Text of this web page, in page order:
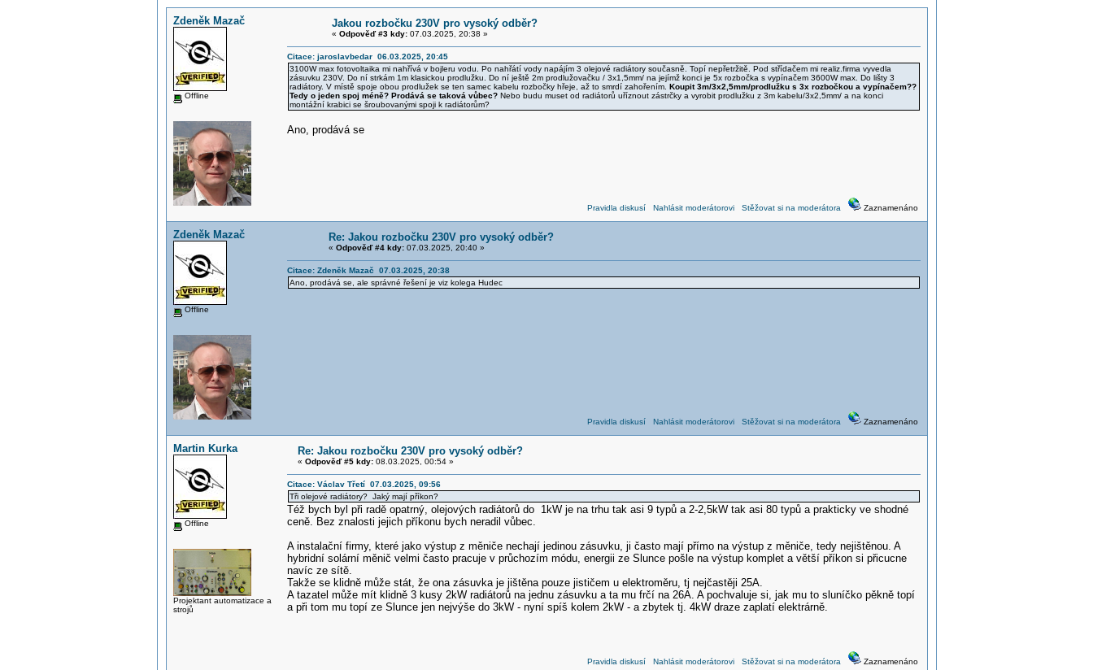
Zdeněk Mazač
Offline
Jakou rozbočku 230V pro vysoký odběr?
« Odpověď #3 kdy:07.03.2025, 20:38 »
Citace: jaroslavbedar 06.03.2025, 20:45
3100W max fotovoltaika mi nahřívá v bojleru vodu. Po nahřátí vody napájím 3 olejové radiátory současně. Topí nepřetržitě. Pod střídačem mi realiz.firma vyvedla
zásuvku 230V. Do ní strkám 1m klasickou prodlužku. Do ní ještě 2m prodlužovačku / 3x1,5mm/ na jejímž konci je 5x rozbočka s vypínačem 3600W max. Do lišty 3
radiátory. V místě spoje obou prodlužek se ten samec kabelu rozbočky hřeje, až to smrdí zahořením. Koupit 3m/3x2,5mm/prodlužku s 3x rozbočkou a vypínačem??
Tedy o jeden spoj méně? Prodává se taková vůbec?Nebo budu muset od radiátorů uříznout zástrčky a vyrobit prodlužku z 3m kabelu/3x2,5mm/ a na konci
montážní krabici se šroubovanými spoji k radiátorům?
Ano, prodává se
Pravidla diskusí Nahlásit moderátorovi Stěžovat si na moderátora Zaznamenáno
Zdeněk Mazač
Offline
Re: Jakou rozbočku 230V pro vysoký odběr?
« Odpověď #4 kdy:07.03.2025, 20:40 »
Citace: Zdeněk Mazač 07.03.2025, 20:38
Ano, prodává se, ale správné řešení je viz kolega Hudec
Pravidla diskusí Nahlásit moderátorovi Stěžovat si na moderátora Zaznamenáno
Martin Kurka
Offline
Projektant automatizace a
strojů
Re: Jakou rozbočku 230V pro vysoký odběr?
« Odpověď #5 kdy:08.03.2025, 00:54 »
Citace: Václav Třetí 07.03.2025, 09:56
Tři olejové radiátory? Jaký mají příkon?
Též bych byl při radě opatrný, olejových radiátorů do 1kW je na trhu tak asi 9 typů a 2-2,5kW tak asi 80 typů a prakticky ve shodné
ceně. Bez znalosti jejich příkonu bych neradil vůbec.
A instalační firmy, které jako výstup z měniče nechají jedinou zásuvku, ji často mají přímo na výstup z měniče, tedy nejištěnou. A
hybridní solární měnič velmi často pracuje v průchozím módu, energii ze Slunce pošle na výstup komplet a větší příkon si přicucne
navíc ze sítě.
Takže se klidně může stát, že ona zásuvka je jištěna pouze jističem u elektroměru, tj nejčastěji 25A.
A tazatel může mít klidně 3 kusy 2kW radiátorů na jednu zásuvku a ta mu frčí na 26A. A pochvaluje si, jak mu to sluníčko pěkně topí
a při tom mu topí ze Slunce jen nejvýše do 3kW - nyní spíš kolem 2kW - a zbytek tj. 4kW draze zaplatí elektrárně.
Pravidla diskusí Nahlásit moderátorovi Stěžovat si na moderátora Zaznamenáno